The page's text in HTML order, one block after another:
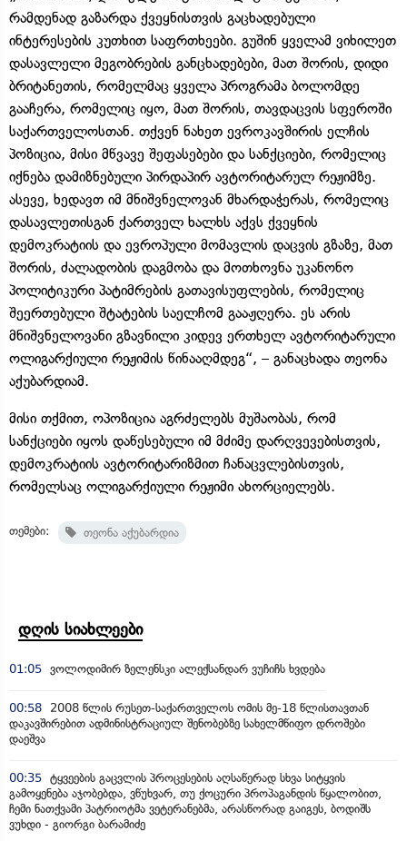
რამდენად გაზარდა ქვეყნისთვის გაცხადებული
ინტერესების კუთხით საფრთხეები. გუშინ ყველამ ვიხილეთ
დასავლელი მეგობრების განცხადებები, მათ შორის, დიდი
ბრიტანეთის, რომელმაც ყველა პროგრამა ბოლომდე
გააჩერა, რომელიც იყო, მათ შორის, თავდაცვის სფეროში
საქართველოსთან. თქვენ ნახეთ ევროკავშირის ელჩის
პოზიცია, მისი მწვავე შეფასებები და სანქციები, რომელიც
იქნება დამიზნებული პირდაპირ ავტორიტარულ რეჟიმზე.
ასევე, ხედავთ იმ მნიშვნელოვან მხარდაჭერას, რომელიც
დასავლეთისგან ქართველ ხალხს აქვს ქვეყნის
დემოკრატიის და ევროპული მომავლის დაცვის გზაზე, მათ
შორის, ძალადობის დაგმობა და მოთხოვნა უკანონო
პოლიტიკური პატიმრების გათავისუფლების, რომელიც
შეერთებული შტატების საელჩომ გააჟღერა. ეს არის
მნიშვნელოვანი გზავნილი კიდევ ერთხელ ავტორიტარული
ოლიგარქიული რეჟიმის წინააღმდეგ“, – განაცხადა თეონა
აქუბარდიამ.
მისი თქმით, ოპოზიცია აგრძელებს მუშაობას, რომ
სანქციები იყოს დაწესებული იმ მძიმე დარღვევებისთვის,
დემოკრატიის ავტორიტარიზმით ჩანაცვლებისთვის,
რომელსაც ოლიგარქიული რეჟიმი ახორციელებს.
თემები: თეონა აქუბარდია
დღის სიახლეები
01:05 ვოლოდიმირ ზელენსკი ალექსანდარ ვუჩიჩს ხვდება
00:58
2008 წლის რუსეთ-საქართველოს ომის მე-18 წლისთავთან
დაკავშირებით ადმინისტრაციულ შენობებზე სახელმწიფო დროშები
დაეშვა
00:35 ტყვეების გაცვლის პროცესების აღსაწერად სხვა სიტყვის
გამოყენება აჯობებდა, ვწუხვარ, თუ ქოცური პროპაგანდის წყალობით,
ჩემი ნათქვამი პატრიოტმა ვეტერანებმა, არასწორად გაიგეს, ბოდიშს
ვუხდი - გიორგი ბარამიძე